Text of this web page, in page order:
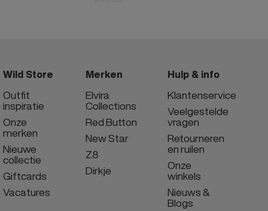
Wild Store
Outfit
inspiratie
Onze
merken
Nieuwe
collectie
Giftcards
Vacatures
Merken
Elvira
Collections
Red Button
New Star
Z8
Dirkje
Hulp & info
Klantenservice
Veelgestelde
vragen
Retourneren
en ruilen
Onze
winkels
Nieuws &
Blogs